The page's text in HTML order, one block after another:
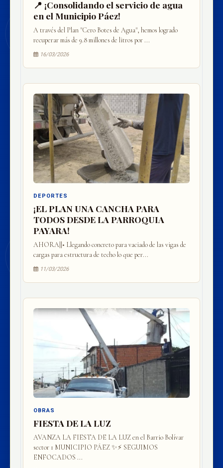
📍 ¡Consolidando el servicio de agua
en el Municipio Páez!
A través del Plan "Cero Botes de Agua", hemos logrado
recuperar más de 9.8 millones de litros por ...
16/03/2026
DEPORTES
¡EL PLAN UNA CANCHA PARA
TODOS DESDE LA PARROQUIA
PAYARA!
AHORA||• Llegando concreto para vaciado de las vigas de
cargas para estructura de techo lo que per...
11/03/2026
OBRAS
FIESTA DE LA LUZ
AVANZA LA FIESTA DE LA LUZ en el Barrio Bolívar
sector 1 MUNICIPIO PÁEZ ✨⚡ SEGUIMOS
ENFOCADOS ...